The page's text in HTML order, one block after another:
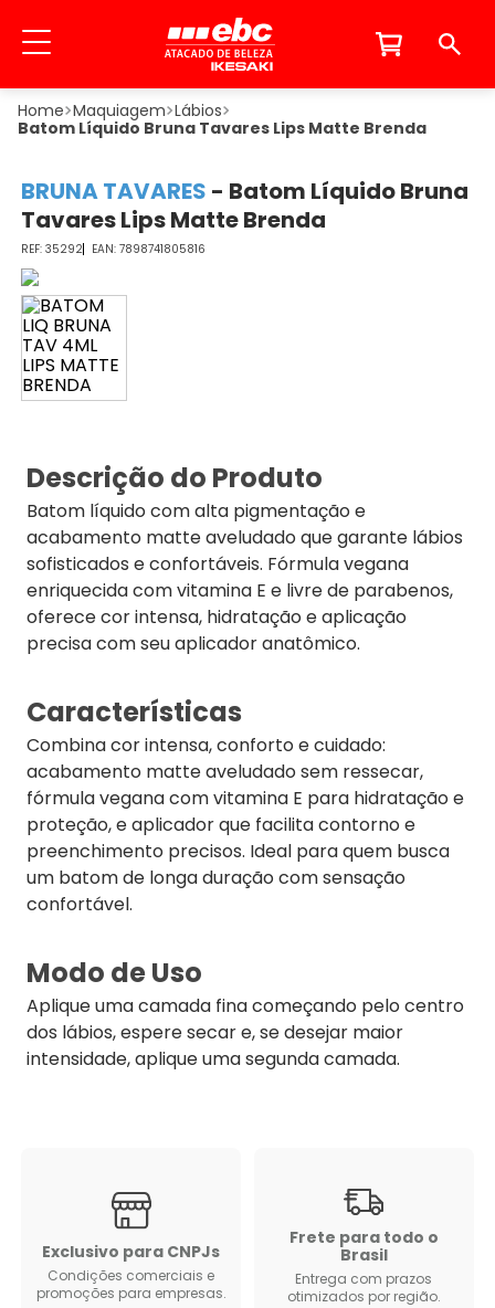
Maquiagem Lábios
Batom Líquido Bruna Tavares Lips Matte Brenda
BRUNA TAVARES - Batom Líquido Bruna
Tavares Lips Matte Brenda
35292 7898741805816
Descrição do Produto
Batom líquido com alta pigmentação e
acabamento matte aveludado que garante lábios
sofisticados e confortáveis. Fórmula vegana
enriquecida com vitamina E e livre de parabenos,
oferece cor intensa, hidratação e aplicação
precisa com seu aplicador anatômico.
Características
Combina cor intensa, conforto e cuidado:
acabamento matte aveludado sem ressecar,
fórmula vegana com vitamina E para hidratação e
proteção, e aplicador que facilita contorno e
preenchimento precisos. Ideal para quem busca
um batom de longa duração com sensação
confortável.
Modo de Uso
Aplique uma camada fina começando pelo centro
dos lábios, espere secar e, se desejar maior
intensidade, aplique uma segunda camada.
Exclusivo para CNPJs
Condições comerciais e
promoções para empresas.
Frete para todo o
Brasil
Entrega com prazos
otimizados por região.